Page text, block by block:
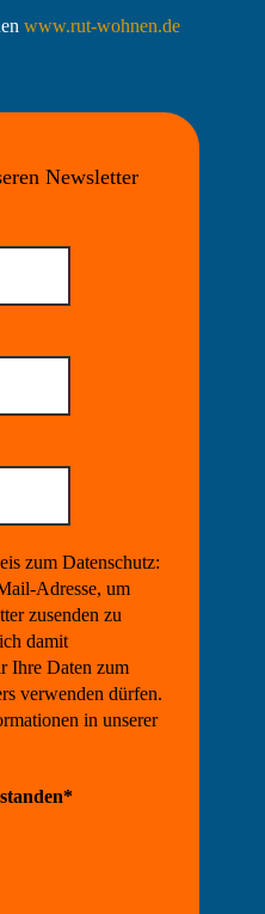
www.rut-wohnen.de
Newsletter
zum Datenschutz:
Adresse, um
zusenden zu
damit
Ihre Daten zum
verwenden dürfen.
in unserer